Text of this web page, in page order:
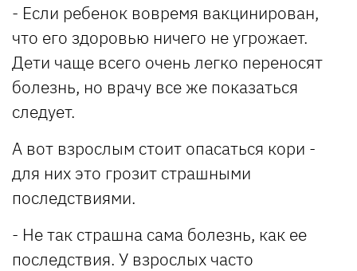
- Если ребенок вовремя вакцинирован,
что его здоровью ничего не угрожает.
Дети чаще всего очень легко переносят
болезнь, но врачу все же показаться
следует.
А вот взрослым стоит опасаться кори -
для них это грозит страшными
последствиями.
- Не так страшна сама болезнь, как ее
последствия. У взрослых часто